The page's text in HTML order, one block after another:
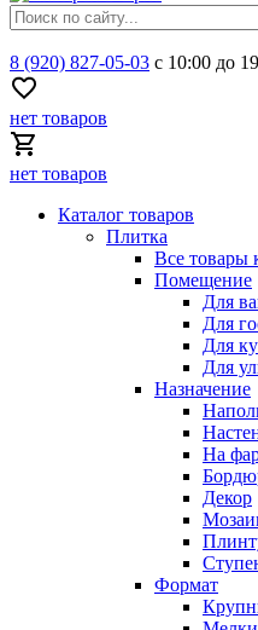
8 (920) 827-05-03 с 10:00 до
нет товаров
нет товаров
Каталог товаров
Плитка
Все товары
Помещение
Для
Для
Для
Для
Назначение
На
Декор
Формат